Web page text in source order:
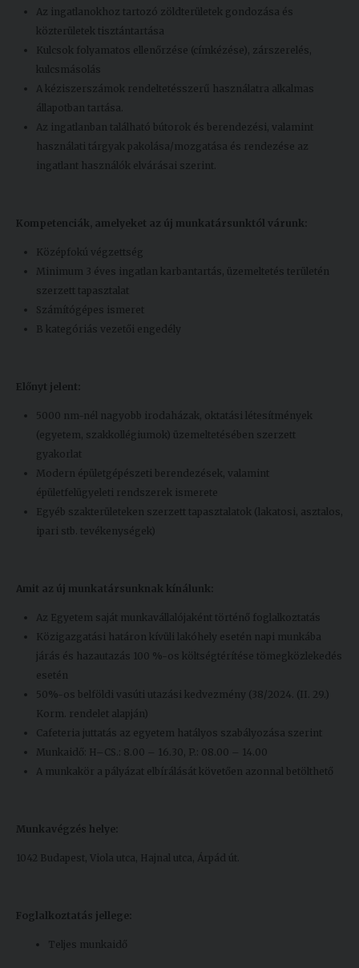
Az ingatlanokhoz tartozó zöldterületek gondozása és
közterületek tisztántartása
Kulcsok folyamatos ellenőrzése (címkézése), zárszerelés,
kulcsmásolás
A kéziszerszámok rendeltetésszerű használatra alkalmas
állapotban tartása.
Az ingatlanban található bútorok és berendezési, valamint
használati tárgyak pakolása/mozgatása és rendezése az
ingatlant használók elvárásai szerint.
Kompetenciák, amelyeket az új munkatársunktól várunk:
Középfokú végzettség
Minimum 3 éves ingatlan karbantartás, üzemeltetés területén
szerzett tapasztalat
Számítógépes ismeret
B kategóriás vezetői engedély
Előnyt jelent:
5000 nm-nél nagyobb irodaházak, oktatási létesítmények
(egyetem, szakkollégiumok) üzemeltetésében szerzett
gyakorlat
Modern épületgépészeti berendezések, valamint
épületfelügyeleti rendszerek ismerete
Egyéb szakterületeken szerzett tapasztalatok (lakatosi, asztalos,
ipari stb. tevékenységek)
Amit az új munkatársunknak kínálunk:
Az Egyetem saját munkavállalójaként történő foglalkoztatás
Közigazgatási határon kívüli lakóhely esetén napi munkába
járás és hazautazás 100 %-os költségtérítése tömegközlekedés
esetén
50%-os belföldi vasúti utazási kedvezmény (38/2024. (II. 29.)
Korm. rendelet alapján)
Cafeteria juttatás az egyetem hatályos szabályozása szerint
Munkaidő: H–CS.: 8.00 – 16.30, P.: 08.00 – 14.00
A munkakör a pályázat elbírálását követően azonnal betölthető
Munkavégzés helye:
1042 Budapest, Viola utca, Hajnal utca, Árpád út.
Foglalkoztatás jellege:
Teljes munkaidő